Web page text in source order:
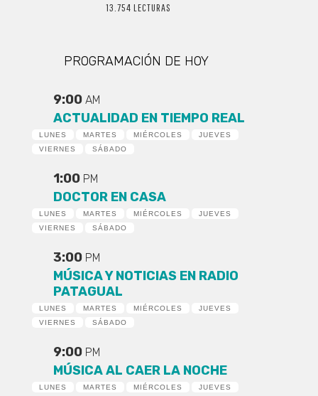
13.754 LECTURAS
PROGRAMACIÓN DE HOY
9:00 AM
ACTUALIDAD EN TIEMPO REAL
LUNES MARTES MIÉRCOLES
JUEVES
VIERNES
SÁBADO
1:00 PM
DOCTOR EN CASA
LUNES MARTES MIÉRCOLES
JUEVES
VIERNES
SÁBADO
3:00 PM
MÚSICA Y NOTICIAS EN RADIO
PATAGUAL
LUNES MARTES MIÉRCOLES
JUEVES
VIERNES
SÁBADO
9:00 PM
MÚSICA AL CAER LA NOCHE
LUNES MARTES MIÉRCOLES JUEVES